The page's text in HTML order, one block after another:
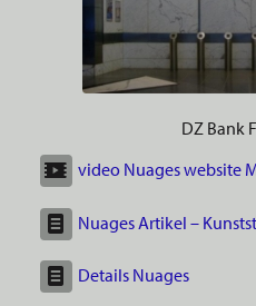
DZ Bank
video Nuages website
Nuages Artikel –
Details Nuages